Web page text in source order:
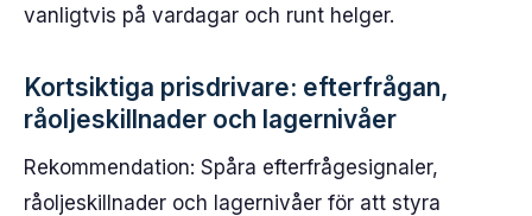
vanligtvis på vardagar och runt helger.
Kortsiktiga prisdrivare: efterfrågan,
råoljeskillnader och lagernivåer
Rekommendation: Spåra efterfrågesignaler,
råoljeskillnader och lagernivåer för att styra